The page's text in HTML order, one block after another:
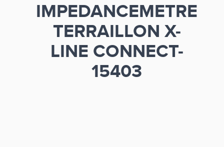
IMPEDANCEMETRE
TERRAILLON X-
LINE CONNECT-
15403